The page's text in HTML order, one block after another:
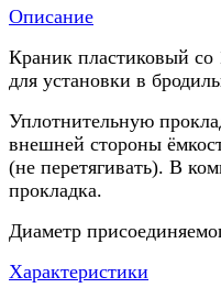
Описание
Краник пластиковый со
для установки в
Уплотнительную
внешней стороны
(не перетягивать). В
прокладка.
Диаметр
Характеристики